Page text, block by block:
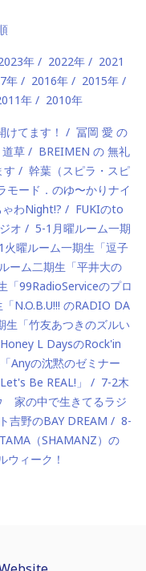
年 2022年
2021
年 2016年
2015年
年 2010年
てます！
冨岡 愛 の
草
BREIMEN の 無礼
す
幹葉（スピラ・スピ
モード．のゆ〜かりナイ
わNight!?
FUKIのto
オ
5-1月曜ルーム一期
火曜ルーム一期生「逗子
ーム二期生「平井大の
「99RadioServiceのプロ
N.O.B.U!!! のRADIO DA
生「竹友あつきのズルい
L DaysのRock'in
Anyの沈黙のゼミナー
Be REAL!」
7-2木
家の中で生きてるラジ
吉野のBAY DREAM
8-
TAMA（SHAMANZ）の
ウィーク！